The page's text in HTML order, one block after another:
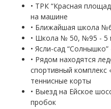
• ТРК “Красная
на машине
• Ближайшая школа
• Школа № 50, №95 - 5
• Ясли-сад
• Рядом находятся
спортивный комплекс
теннисные корты
• Выезд на Ейское
пробок